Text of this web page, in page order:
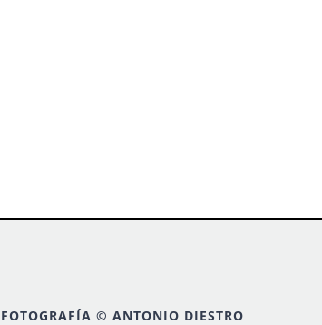
FOTOGRAFÍA © ANTONIO DIESTRO